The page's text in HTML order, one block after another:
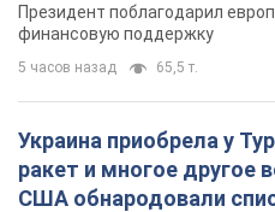
Президент поблагодарил
финансовую поддержку
5 часов назад 65,5 т.
Украина приобрела у
ракет и многое другое
США обнародовали